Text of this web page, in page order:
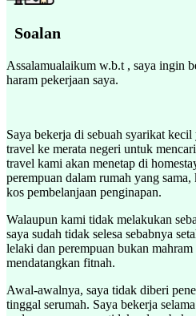
Soalan
Assalamualaikum w.b.t , saya ingin
haram pekerjaan saya.
Saya bekerja di sebuah syarikat
travel ke merata negeri untuk
travel kami akan menetap di
perempuan dalam rumah yang
kos pembelanjaan penginapan.
Walaupun kami tidak melakukan
saya sudah tidak selesa sebabnya
lelaki dan perempuan bukan
mendatangkan fitnah.
Awal-awalnya, saya tidak diberi
tinggal serumah. Saya bekerja